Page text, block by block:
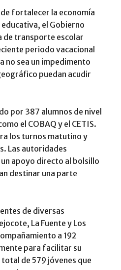
fortalecer la economía
el Gobierno
de transporte escolar
periodo vacacional
no sea un impedimento
puedan acudir
por 387 alumnos de nivel
el COBAQ y el CETIS.
los turnos matutino y
Las autoridades
apoyo directo al bolsillo
destinar una parte
de diversas
La Fuente y Los
a 192
para facilitar su
de 579 jóvenes que